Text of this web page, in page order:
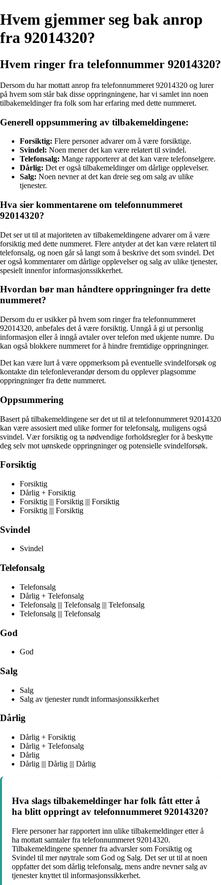
Hvem gjemmer seg bak anrop
fra 92014320?
Hvem ringer fra telefonnummer 92014320?
Dersom du har mottatt anrop fra telefonnummeret 92014320 og lurer
på hvem som står bak disse oppringningene, har vi samlet inn noen
tilbakemeldinger fra folk som har erfaring med dette nummeret.
Generell oppsummering av tilbakemeldingene:
Forsiktig: Flere personer advarer om å være forsiktige.
Svindel: Noen mener det kan være relatert til svindel.
Telefonsalg: Mange rapporterer at det kan være telefonselgere.
Dårlig: Det er også tilbakemeldinger om dårlige opplevelser.
Salg: Noen nevner at det kan dreie seg om salg av ulike
tjenester.
Hva sier kommentarene om telefonnummeret
92014320?
Det ser ut til at majoriteten av tilbakemeldingene advarer om å være
forsiktig med dette nummeret. Flere antyder at det kan være relatert til
telefonsalg, og noen går så langt som å beskrive det som svindel. Det
er også kommentarer om dårlige opplevelser og salg av ulike tjenester,
spesielt innenfor informasjonssikkerhet.
Hvordan bør man håndtere oppringninger fra dette
nummeret?
Dersom du er usikker på hvem som ringer fra telefonnummeret
92014320, anbefales det å være forsiktig. Unngå å gi ut personlig
informasjon eller å inngå avtaler over telefon med ukjente numre. Du
kan også blokkere nummeret for å hindre fremtidige oppringninger.
Det kan være lurt å være oppmerksom på eventuelle svindelforsøk og
kontakte din telefonleverandør dersom du opplever plagsomme
oppringninger fra dette nummeret.
Oppsummering
Basert på tilbakemeldingene ser det ut til at telefonnummeret 92014320
kan være assosiert med ulike former for telefonsalg, muligens også
svindel. Vær forsiktig og ta nødvendige forholdsregler for å beskytte
deg selv mot uønskede oppringninger og potensielle svindelforsøk.
Forsiktig
Forsiktig
Dårlig + Forsiktig
Forsiktig ||| Forsiktig ||| Forsiktig
Forsiktig ||| Forsiktig
Svindel
Svindel
Telefonsalg
Telefonsalg
Dårlig + Telefonsalg
Telefonsalg ||| Telefonsalg ||| Telefonsalg
Telefonsalg ||| Telefonsalg
God
God
Salg
Salg
Salg av tjenester rundt informasjonssikkerhet
Dårlig
Dårlig + Forsiktig
Dårlig + Telefonsalg
Dårlig
Dårlig ||| Dårlig ||| Dårlig
Hva slags tilbakemeldinger har folk fått etter å
ha blitt oppringt av telefonnummeret 92014320?
Flere personer har rapportert inn ulike tilbakemeldinger etter å
ha mottatt samtaler fra telefonnummeret 92014320.
Tilbakemeldingene spenner fra advarsler som Forsiktig og
Svindel til mer nøytrale som God og Salg. Det ser ut til at noen
oppfatter det som dårlig telefonsalg, mens andre nevner salg av
tjenester knyttet til informasjonssikkerhet.